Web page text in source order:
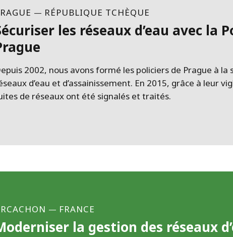
— RÉPUBLIQUE TCHÈQUE
les réseaux d’eau avec la
2002, nous avons formé les policiers de Prague à la
d’eau et d’assainissement. En 2015, grâce à leur
de réseaux ont été signalés et traités.
— FRANCE
la gestion des réseaux